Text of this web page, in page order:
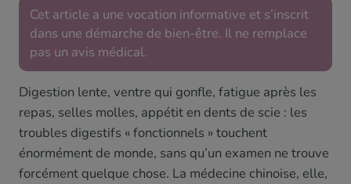
Cet article a une vocation informative et s’inscrit
dans une démarche de bien-être. Il ne remplace
pas un avis médical.
Digestion lente, ventre qui gonfle, fatigue après les
repas, selles molles, appétit en dents de scie : les
troubles digestifs « fonctionnels » touchent
énormément de monde, sans qu’un examen ne trouve
forcément quelque chose. La médecine chinoise, elle,